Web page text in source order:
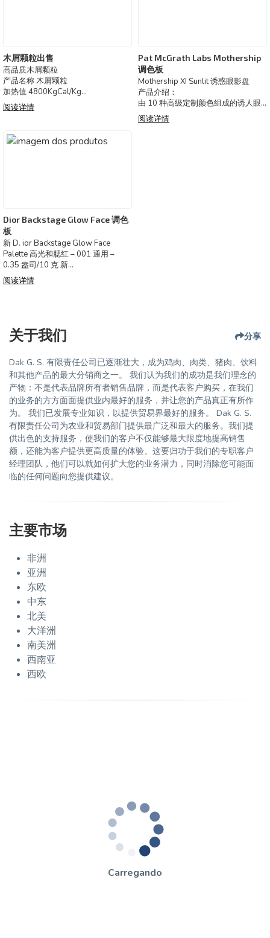
灰分（干碱性）：
最大 1.46%
破损率：
1.5% 或更低
木屑颗粒出售
高品质木屑颗粒
产品名称 木屑颗粒
加热值 4800KgCal/Kg
直径 6 毫米或 8 毫米
长度 10mm-50mm
灰分（干碱） 最大 0.91%
破损率 1.5% 或更低
阅读详情
Pat McGrath Labs Mothership
调色板
Mothership XI Sunlit 诱惑眼影盘
产品介绍：
由 10 种高级定制颜色组成的诱人眼
影调色板
提供 5 种奢华妆感，打造焕然一新的
阅读详情
Dior Backstage Glow Face 调色
板
新 D. ior Backstage Glow Face
Palette 高光和腮红 – 001 通用 –
0.35 盎司/10 克 新
标志性的多用途面部彩妆调色板。
D. ior Backstage Glow Face Palette
阅读详情
关于我们 分享
Dak G. S. 有限责任公司已逐渐壮大，成为鸡肉、肉类、猪肉、饮料
和其他产品的最大分销商之一。 我们认为我们的成功是我们理念的
产物：不是代表品牌所有者销售品牌，而是代表客户购买，在我们
的业务的方方面面提供业内最好的服务，并让您的产品真正有所作
为。 我们已发展专业知识，以提供贸易界最好的服务。 Dak G. S.
有限责任公司为农业和贸易部门提供最广泛和最大的服务。我们提
供出色的支持服务，使我们的客户不仅能够最大限度地提高销售
额，还能为客户提供更高质量的体验。这要归功于我们的专职客户
经理团队，他们可以就如何扩大您的业务潜力，同时消除您可能面
临的任何问题向您提供建议。
主要市场
非洲
亚洲
东欧
中东
北美
大洋洲
南美洲
西南亚
西欧
Carregando